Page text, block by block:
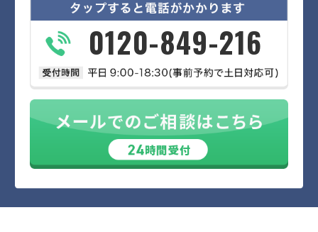
0120-849-216